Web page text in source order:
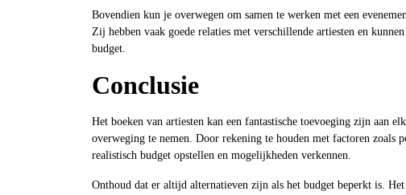
Bovendien kun je overwegen om samen te werken met een
Zij hebben vaak goede relaties met verschillende artiesten en
budget.
Conclusie
Het boeken van artiesten kan een fantastische toevoeging zijn aan
overweging te nemen. Door rekening te houden met factoren zoals
realistisch budget opstellen en mogelijkheden verkennen.
Onthoud dat er altijd alternatieven zijn als het budget beperkt is.